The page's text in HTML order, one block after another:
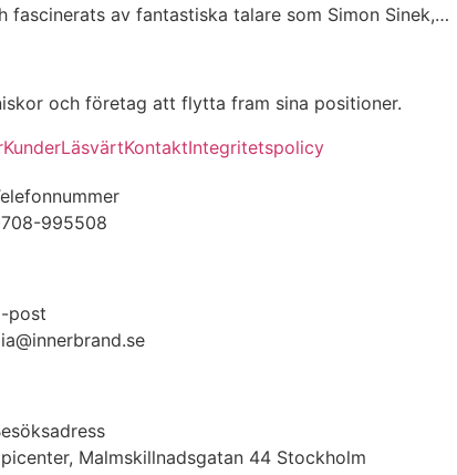
fascinerats av fantastiska talare som Simon Sinek,…
och företag att flytta fram sina positioner.
KunderLäsvärtKontaktIntegritetspolicy
995508
post
Malmskillnadsgatan 44 Stockholm